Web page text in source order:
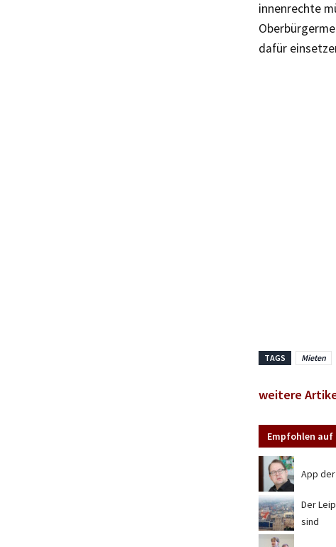
innenrechte
dafür
TAGS Mieten
weitere
Empfohlen auf
App
Der
sind